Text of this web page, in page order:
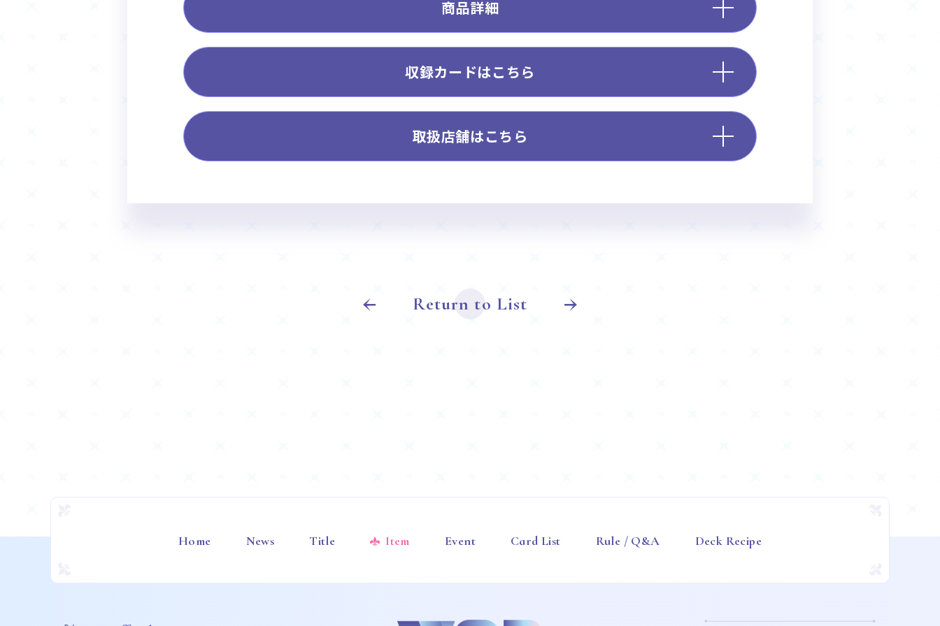
商品詳細
収録カードはこちら
取扱店舗はこちら
Return to List
Home News Title Item Event Card List Rule / Q&A Deck Recipe